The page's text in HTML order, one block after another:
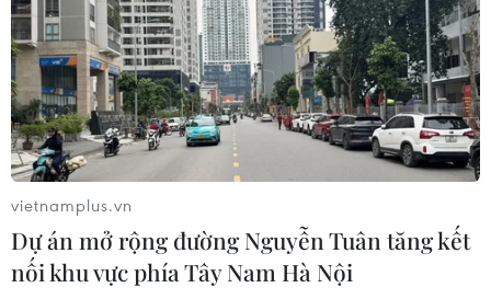
Tiến sỹ Nguyễn Thị Lan Hương (ngoài cùng bên trái), người
sáng lập và điều hành chương trình iVANet-RDP
Theo phóng viên TTXVN tại Sydney, ra đời cách
đây đúng 3 năm, Chương trình “Phát triển nhà
nghiên cứu Việt” - RDP (Research Development
Program) là một sáng kiến cộng đồng được khởi
xướng thông qua mạng lưới Tri thức Việt Nam
toàn cầu (iVANet) nhằm kết nối, tôn vinh và
vietnamplus.vn
Dự án mở rộng đường Nguyễn Tuân tăng kết
nối khu vực phía Tây Nam Hà Nội